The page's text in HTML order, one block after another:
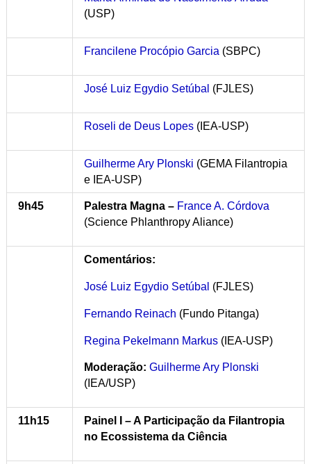
(USP)
Francilene Procópio Garcia(SBPC)
José Luiz Egydio Setúbal (FJLES)
Roseli de Deus Lopes(IEA-USP)
Guilherme Ary Plonski (GEMA Filantropia
e IEA-USP)
9h45 Palestra Magna – France A. Córdova
(Science Phlanthropy Aliance)
Comentários:
José Luiz Egydio Setúbal (FJLES)
Fernando Reinach (Fundo Pitanga)
Regina Pekelmann Markus(IEA-USP)
Moderação: Guilherme Ary Plonski
(IEA/USP)
11h15
Painel I – A Participação da Filantropia
no Ecossistema da Ciência